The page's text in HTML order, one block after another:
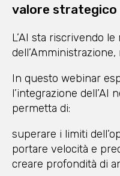
valore strategico
L’AI sta riscrivendo
In questo webinar
l’integrazione dell’AI
permetta di:
superare i limiti
portare velocità e
creare profondità di